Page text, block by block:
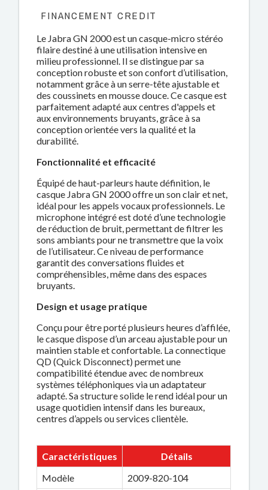
FINANCEMENT CREDIT
Le Jabra GN 2000 est un casque-micro stéréo
filaire destiné à une utilisation intensive en
milieu professionnel. Il se distingue par sa
conception robuste et son confort d’utilisation,
notamment grâce à un serre-tête ajustable et
des coussinets en mousse douce. Ce casque est
parfaitement adapté aux centres d'appels et
aux environnements bruyants, grâce à sa
conception orientée vers la qualité et la
durabilité.
Fonctionnalité et efficacité
Équipé de haut-parleurs haute définition, le
casque Jabra GN 2000 offre un son clair et net,
idéal pour les appels vocaux professionnels. Le
microphone intégré est doté d’une technologie
de réduction de bruit, permettant de filtrer les
sons ambiants pour ne transmettre que la voix
de l’utilisateur. Ce niveau de performance
garantit des conversations fluides et
compréhensibles, même dans des espaces
bruyants.
Design et usage pratique
Conçu pour être porté plusieurs heures d’affilée,
le casque dispose d’un arceau ajustable pour un
maintien stable et confortable. La connectique
QD (Quick Disconnect) permet une
compatibilité étendue avec de nombreux
systèmes téléphoniques via un adaptateur
adapté. Sa structure solide le rend idéal pour un
usage quotidien intensif dans les bureaux,
centres d’appels ou services clientèle.
Caractéristiques
Détails
Modèle
2009-820-104